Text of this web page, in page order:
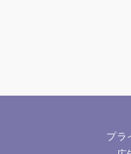
プラ